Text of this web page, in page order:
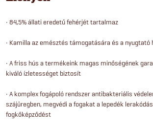
• 84,5% állati eredetű fehérjét tartalmaz
• Kamilla az emésztés támogatására és a nyugtató
• A friss hús a termékeink magas minőségének
kiváló ízletességet biztosít
• A komplex fogápoló rendszer antibakteriális
szájüregben, megvédi a fogakat a lepedék
fogkőképződést